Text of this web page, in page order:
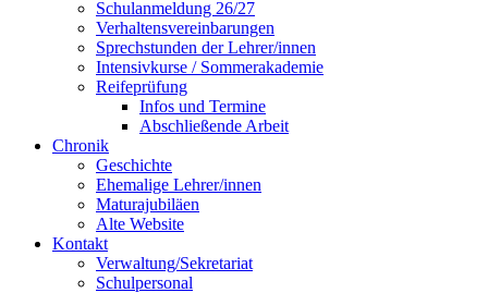
Schulanmeldung 26/27
Verhaltensvereinbarungen
Sprechstunden der Lehrer/innen
Intensivkurse / Sommerakademie
Reifeprüfung
Infos und Termine
Abschließende Arbeit
Chronik
Geschichte
Ehemalige Lehrer/innen
Maturajubiläen
Alte Website
Kontakt
Verwaltung/Sekretariat
Schulpersonal